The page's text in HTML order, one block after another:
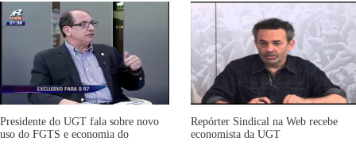
Presidente do UGT fala sobre novo
uso do FGTS e economia do
Repórter Sindical na Web recebe
economista da UGT